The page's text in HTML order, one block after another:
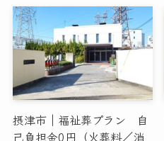
摂津市｜福祉葬プラン 自
己負担金0円（火葬料／消